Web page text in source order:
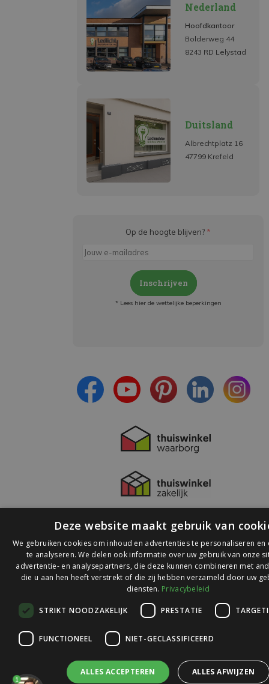
Nederland
Hoofdkantoor
Bolderweg 44
8243 RD Lelystad
Duitsland
Albrechtplatz 16
47799 Krefeld
Op de hoogte blijven? *
Inschrijven
* Lees hier de wettelijke beperkingen
© 2026 Ledlichtdiscounter.nl
op
Webwinkelkeur
1
Deze website maakt gebruik van
We gebruiken cookies om inhoud en advertenties te personaliseren en
te analyseren. We delen ook informatie over uw gebruik van onze
advertentie- en analysepartners, die deze kunnen combineren met
die u aan hen heeft verstrekt of die zij hebben verzameld door uw
diensten. Privacybeleid
STRIKT NOODZAKELIJK PRESTATIE
FUNCTIONEEL NIET-GECLASSIFICEERD
ALLES ACCEPTEREN ALLES AFWIJZEN